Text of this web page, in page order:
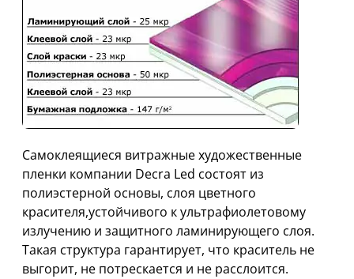
Самоклеящиеся витражные художественные
пленки компании Decra Led состоят из
полиэстерной основы, слоя цветного
красителя,устойчивого к ультрафиолетовому
излучению и защитного ламинирующего слоя.
Такая структура гарантирует, что краситель не
выгорит, не потрескается и не расслоится.